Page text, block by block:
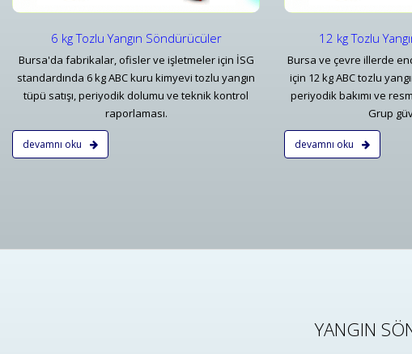
6 kg Tozlu Yangın Söndürücüler
Bursa'da fabrikalar, ofisler ve işletmeler için İSG
standardında 6 kg ABC kuru kimyevi tozlu yangın
tüpü satışı, periyodik dolumu ve teknik kontrol
raporlaması.
devamnı oku
12 kg Tozlu
Bursa ve çevre illerde
için 12 kg ABC tozlu
periyodik bakımı ve
Grup
devamnı oku
YANGIN